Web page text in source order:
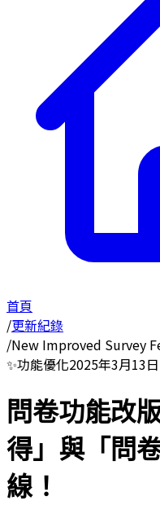
首頁
/更新紀錄
/New Improved Survey
✨功能優化2025年3月13日
問卷功能改
得」與「問
線！